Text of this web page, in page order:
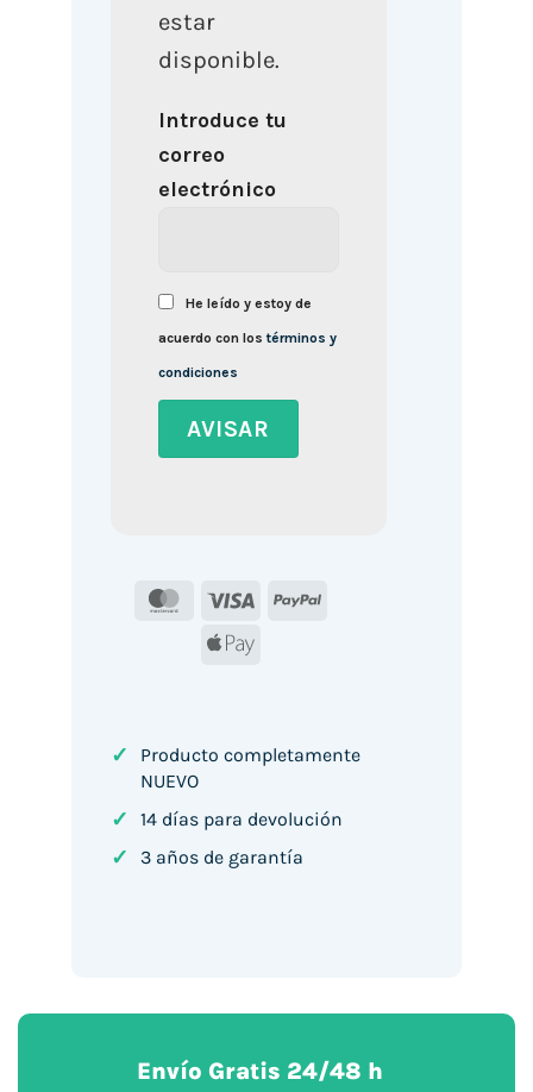
estar
disponible.
Introduce tu
correo
electrónico
He leído y estoy de
acuerdo con lostérminos y
condiciones
MasterCard
Visa
PayPal
Apple
✓
Producto completamente
NUEVO
✓ 14 días para devolución
✓ 3 años de garantía
Envío Gratis 24/48 h